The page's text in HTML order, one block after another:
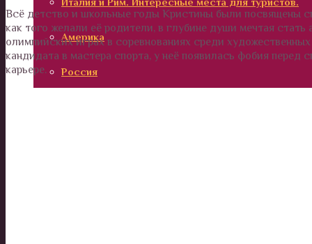
Америка
Россия
Всё детство и школьные годы Кристины были посвящены
как того желали её родители, в глубине души мечтая
олимпийских играх в соревнованиях среди
кандидата в мастера спорта, у неё появилась фобия перед
карьере.